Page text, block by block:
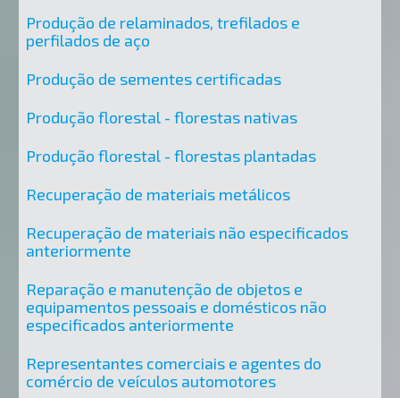
Produção de relaminados, trefilados e
perfilados de aço
Produção de sementes certificadas
Produção florestal - florestas nativas
Produção florestal - florestas plantadas
Recuperação de materiais metálicos
Recuperação de materiais não especificados
anteriormente
Reparação e manutenção de objetos e
equipamentos pessoais e domésticos não
especificados anteriormente
Representantes comerciais e agentes do
comércio de veículos automotores